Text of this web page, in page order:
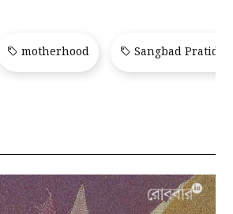
motherhood Sangbad Pratidin